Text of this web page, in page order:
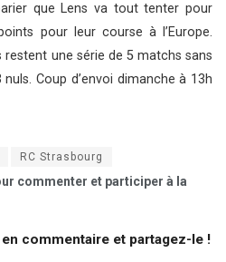
que Lens va tout tenter pour
pour leur course à l’Europe.
une série de 5 matchs sans
Coup d’envoi dimanche à 13h
RC Strasbourg
commenter et participer à la
commentaire et partagez-le !